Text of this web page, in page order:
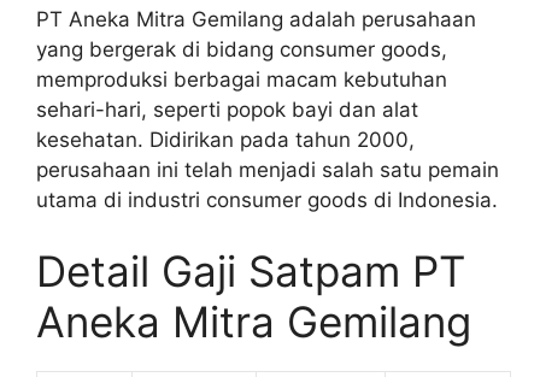
PT Aneka Mitra Gemilang adalah perusahaan
yang bergerak di bidang consumer goods,
memproduksi berbagai macam kebutuhan
sehari-hari, seperti popok bayi dan alat
kesehatan. Didirikan pada tahun 2000,
perusahaan ini telah menjadi salah satu pemain
utama di industri consumer goods di Indonesia.
Detail Gaji Satpam PT
Aneka Mitra Gemilang